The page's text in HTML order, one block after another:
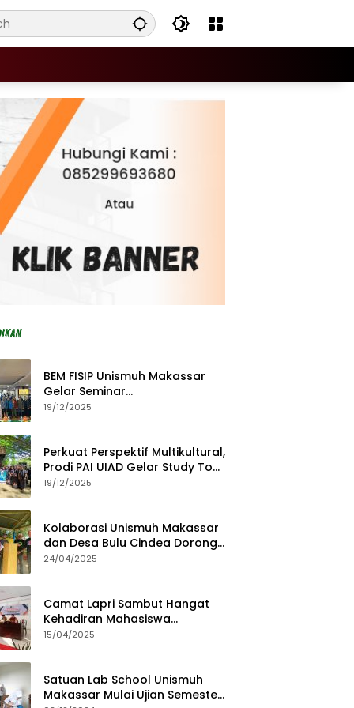
BEM FISIP Unismuh Makassar
Gelar Seminar
Keperempuanan, Bahas
19/12/2025
Perkuat Perspektif Multikultural,
Prodi PAI UIAD Gelar Study Tour
ke Kajang
19/12/2025
Kolaborasi Unismuh Makassar
dan Desa Bulu Cindea Dorong
Sentra Garam Industri
24/04/2025
Camat Lapri Sambut Hangat
Kehadiran Mahasiswa
PoltekMu
15/04/2025
Satuan Lab School Unismuh
Makassar Mulai Ujian Semester,